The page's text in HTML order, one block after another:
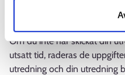
att besvara begäran om
Om du inte har skickat din
utsatt tid, raderas de
utredning och din utredning